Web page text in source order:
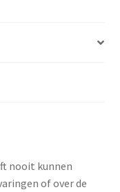
nooit kunnen
of over de